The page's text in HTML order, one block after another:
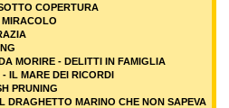
COPERTURA
MORIRE - DELITTI IN FAMIGLIA
- IL MARE DEI RICORDI
PRUNING
DRAGHETTO MARINO CHE NON SAPEVA